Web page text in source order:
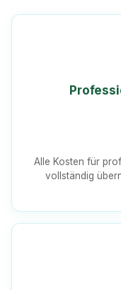
Alle Kosten für
vollständig